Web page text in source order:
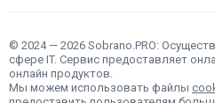
© 2024 — 2026 Sobrano.PRO:
сфере IT. Сервис предоставляет
онлайн продуктов.
Мы можем использовать файлы